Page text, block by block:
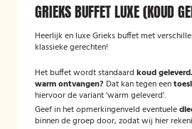
GRIEKS BUFFET LUXE (KOUD
Heerlijk en luxe Grieks buffet met
klassieke gerechten!
Het buffet wordt standaard koud geleverd.
warm ontvangen? Dat kan tegen een
hiervoor de variant 'warm geleverd'.
Geef in het opmerkingenveld eventuele
binnen de groep door, zodat wij hier